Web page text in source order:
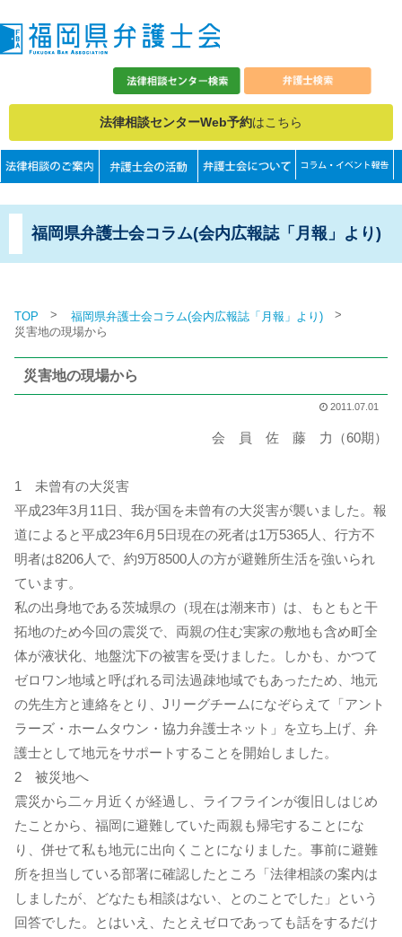
法律相談センターWeb予約はこちら
福岡県弁護士会コラム(会内広報誌「月報」より)
TOP > 福岡県弁護士会コラム(会内広報誌「月報」より) >
災害地の現場から
災害地の現場から
2011.07.01
会 員 佐 藤 力（60期）
1 未曾有の大災害
平成23年3月11日、我が国を未曾有の大災害が襲いました。報
道によると平成23年6月5日現在の死者は1万5365人、行方不
明者は8206人で、約9万8500人の方が避難所生活を強いられ
ています。
私の出身地である茨城県の（現在は潮来市）は、もともと干
拓地のため今回の震災で、両親の住む実家の敷地も含め町全
体が液状化、地盤沈下の被害を受けました。しかも、かつて
ゼロワン地域と呼ばれる司法過疎地域でもあったため、地元
の先生方と連絡をとり、Jリーグチームになぞらえて「アント
ラーズ・ホームタウン・協力弁護士ネット」を立ち上げ、弁
護士として地元をサポートすることを開始しました。
2 被災地へ
震災から二ヶ月近くが経過し、ライフラインが復旧しはじめ
たことから、福岡に避難していた両親も帰宅することにな
り、併せて私も地元に出向くことになりました。事前に避難
所を担当している部署に確認したところ「法律相談の案内は
しましたが、どなたも相談はない、とのことでした」という
回答でした。とはいえ、たとえゼロであっても話をするだけ